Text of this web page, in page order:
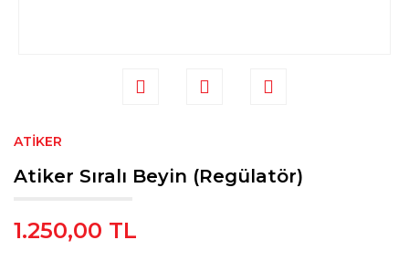
ATIKER
Atiker Sıralı Beyin (Regülatör)
1.250,00 TL